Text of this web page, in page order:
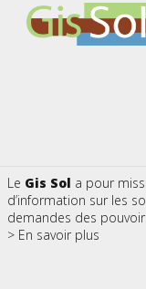
Le Gis Sol a pour
d’information sur les
demandes des
> En savoir plus